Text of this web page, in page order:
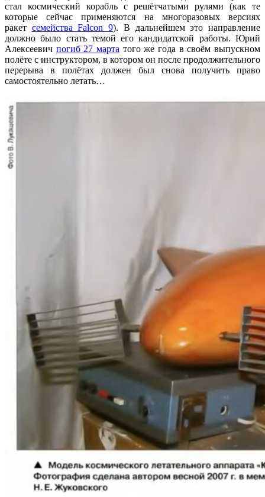
стал космический корабль с решётчатыми рулями (как те
которые сейчас применяются на многоразовых версиях
ракет семейства Falcon 9). В дальнейшем это направление
должно было стать темой его кандидатской работы. Юрий
Алексеевич погиб 27 марта того же года в своём выпускном
полёте с инструктором, в котором он после продолжительного
перерыва в полётах должен был снова получить право
самостоятельно летать…